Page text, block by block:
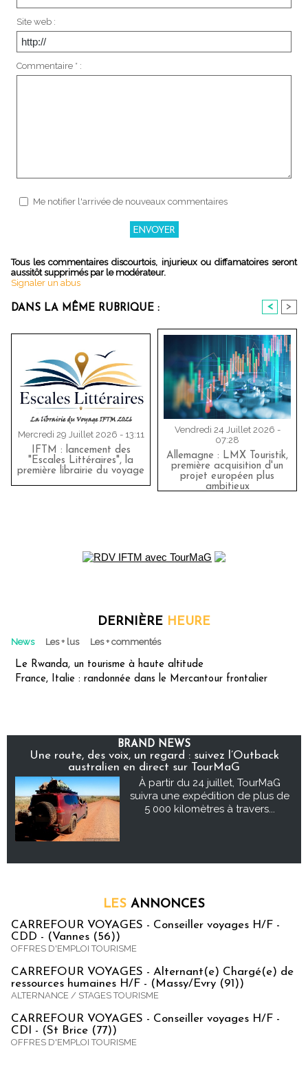
Site web :
Commentaire * :
Me notifier l'arrivée de nouveaux commentaires
Tous les commentaires discourtois, injurieux ou diffamatoires seront
aussitôt supprimés par le modérateur.
Signaler un abus
DANS LA MÊME RUBRIQUE : < >
Mercredi 29 Juillet 2026 - 13:11
IFTM : lancement des
"Escales Littéraires", la
première librairie du voyage
Vendredi 24 Juillet 2026 -
07:28
Allemagne : LMX Touristik,
première acquisition d'un
projet européen plus
ambitieux
DERNIÈRE HEURE
News Les + lus Les + commentés
Le Rwanda, un tourisme à haute altitude
France, Italie : randonnée dans le Mercantour frontalier
BRAND NEWS
Une route, des voix, un regard : suivez l’Outback
australien en direct sur TourMaG
À partir du 24 juillet, TourMaG
suivra une expédition de plus de
5 000 kilomètres à travers...
LES ANNONCES
CARREFOUR VOYAGES - Conseiller voyages H/F -
CDD - (Vannes (56))
OFFRES D'EMPLOI TOURISME
CARREFOUR VOYAGES - Alternant(e) Chargé(e) de
ressources humaines H/F - (Massy/Evry (91))
ALTERNANCE / STAGES TOURISME
CARREFOUR VOYAGES - Conseiller voyages H/F -
CDI - (St Brice (77))
OFFRES D'EMPLOI TOURISME